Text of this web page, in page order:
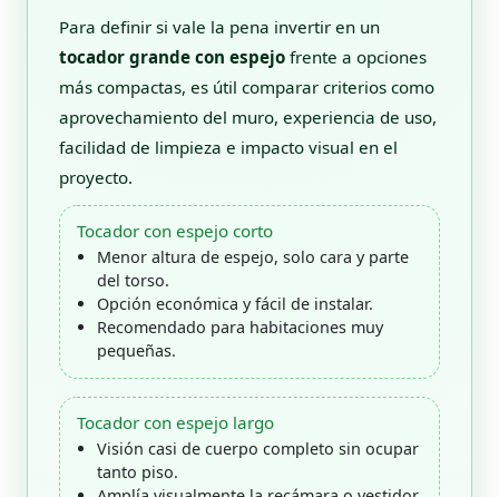
Para definir si vale la pena invertir en un
tocador grande con espejo frente a opciones
más compactas, es útil comparar criterios como
aprovechamiento del muro, experiencia de uso,
facilidad de limpieza e impacto visual en el
proyecto.
Tocador con espejo corto
Menor altura de espejo, solo cara y parte
del torso.
Opción económica y fácil de instalar.
Recomendado para habitaciones muy
pequeñas.
Tocador con espejo largo
Visión casi de cuerpo completo sin ocupar
tanto piso.